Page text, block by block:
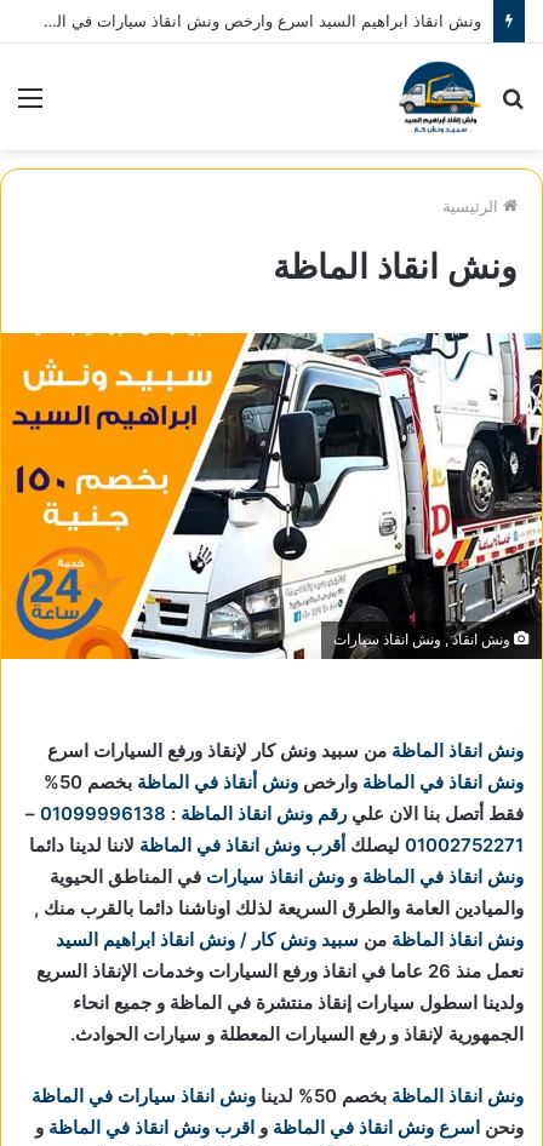
ونش انقاذ ابراهيم السيد اسرع وارخص ونش انقاذ سيارات في المنصورة نصلك في خلال 10 دقائق بحد اقصي اتصل بنا الان 01080793999
بحث
الرئيسية
ونش انقاذ الماظة
ونش انقاذ , ونش انقاذ سيارات
ونش انقاذ الماظة من سبيد ونش كار لإنقاذ ورفع السيارات اسرع
ونش انقاذ في الماظة وارخص ونش أنقاذ في الماظة
بخصم 50%
فقط أتصل بنا الان علي رقم ونش انقاذ الماظة :
01099996138
–
01002752271 ليصلك أقرب ونش انقاذ في الماظة لاننا لدينا دائما
ونش انقاذ في الماظة و ونش انقاذ سيارات في المناطق الحيوية
والميادين العامة والطرق السريعة لذلك اوناشنا دائما بالقرب منك ,
ونش انقاذ الماظة من سبيد ونش كار / ونش انقاذ ابراهيم السيد
نعمل منذ 26 عاما في انقاذ ورفع السيارات وخدمات الإنقاذ السريع
ولدينا اسطول سيارات إنقاذ منتشرة في الماظة و جميع انحاء
الجمهورية لإنقاذ و رفع السيارات المعطلة و سيارات الحوادث.
ونش انقاذ الماظة بخصم 50% لدينا
ونش انقاذ سيارات في الماظة
ونحن اسرع ونش انقاذ في الماظة و اقرب ونش انقاذ في الماظة و